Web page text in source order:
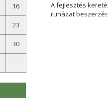
16
23
30
A fejlesztés
ruházat